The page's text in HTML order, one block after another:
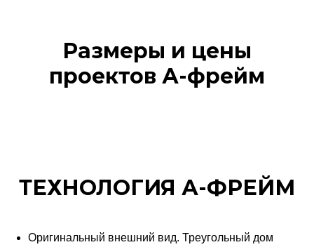
Размеры и цены
проектов А-фрейм
ТЕХНОЛОГИЯ А-ФРЕЙМ
Оригинальный внешний вид. Треугольный дом